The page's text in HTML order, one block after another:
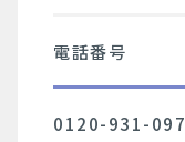
電話番号
0120-931-097